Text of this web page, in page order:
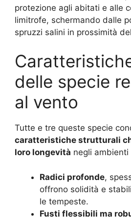
protezione agli abitati e alle
limitrofe, schermando dalle
spruzzi salini in prossimità
delle specie
al vento
Tutte e tre queste specie
caratteristiche strutturali
loro longevità negli ambienti
Radici profonde,
offrono solidità e
le tempeste.
Fusti flessibili ma